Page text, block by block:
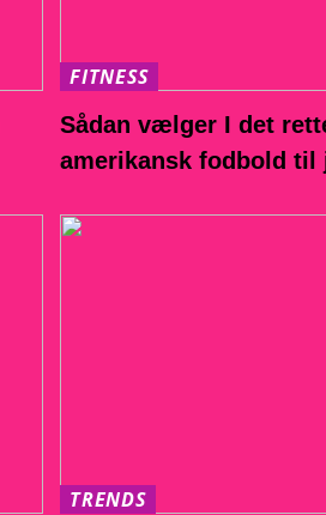
FITNESS
Sådan vælger I det
amerikansk fodbold til
TRENDS